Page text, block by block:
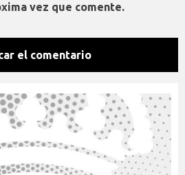
vez que comente.